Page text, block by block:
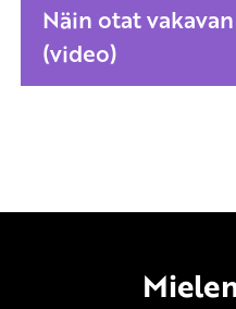
Näin otat
(video)